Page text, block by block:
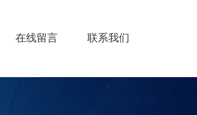
在线留言 联系我们